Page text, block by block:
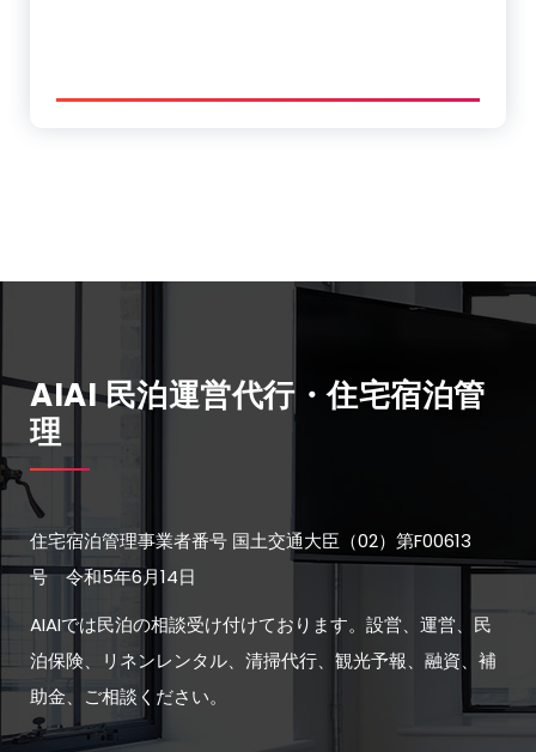
AIAI 民泊運営代行・住宅宿泊管
理
住宅宿泊管理事業者番号 国土交通大臣（02）第F00613
号 令和5年6月14日
AIAIでは民泊の相談受け付けております。設営、運営、民
泊保険、リネンレンタル、清掃代行、観光予報、融資、補
助金、ご相談ください。